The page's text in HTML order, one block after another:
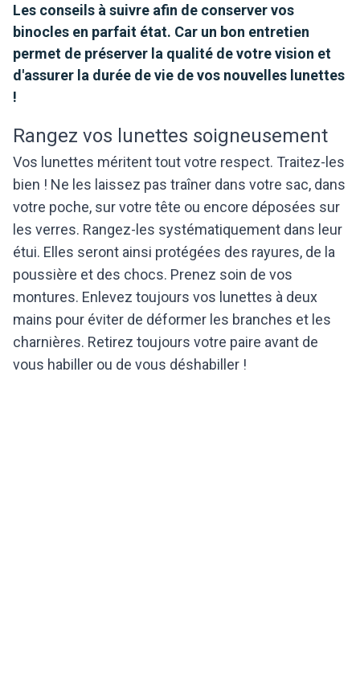
Les conseils à suivre afin de conserver vos
binocles en parfait état. Car un bon entretien
permet de préserver la qualité de votre vision et
d'assurer la durée de vie de vos nouvelles lunettes
!
Rangez vos lunettes soigneusement
Vos lunettes méritent tout votre respect. Traitez-les
bien ! Ne les laissez pas traîner dans votre sac, dans
votre poche, sur votre tête ou encore déposées sur
les verres. Rangez-les systématiquement dans leur
étui. Elles seront ainsi protégées des rayures, de la
poussière et des chocs. Prenez soin de vos
montures. Enlevez toujours vos lunettes à deux
mains pour éviter de déformer les branches et les
charnières. Retirez toujours votre paire avant de
vous habiller ou de vous déshabiller !